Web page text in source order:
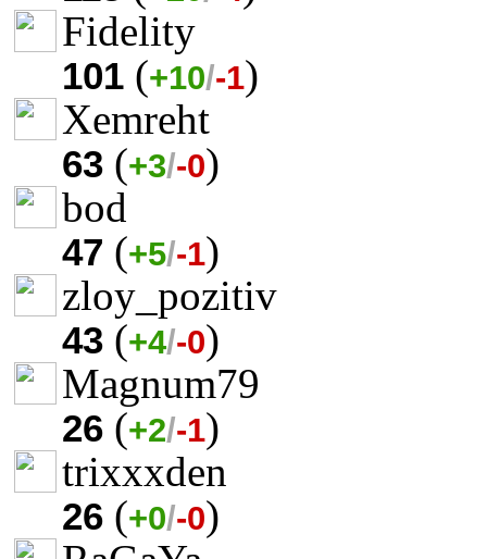
Fidelity
101 (+10/-1)
Xemreht
63 (+3/-0)
bod
47 (+5/-1)
zloy_pozitiv
43 (+4/-0)
Magnum79
26 (+2/-1)
trixxxden
26 (+0/-0)